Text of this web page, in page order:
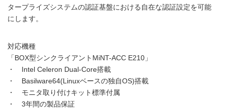
タープライズシステムの認証基盤における自在な認証設定を可能
にします。
対応機種
「BOX型シンクライアントMiNT-ACC E210」
・ Intel Celeron Dual-Core搭載
・ Basilware64(Linuxベースの独自OS)搭載
・ モニタ取り付けキット標準付属
・ 3年間の製品保証